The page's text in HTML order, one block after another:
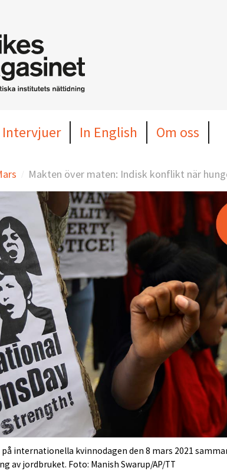
Intervjuer In English Om oss
Makten över maten: Indisk konflikt när
internationella kvinnodagen den 8 mars 2021
av jordbruket. Foto: Manish Swarup/AP/TT